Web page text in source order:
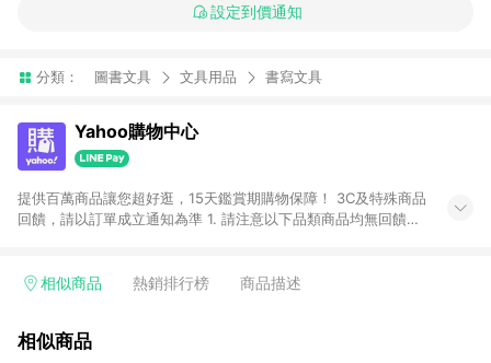
設定到價通知
分類： 圖書文具 文具用品 書寫文具
Yahoo購物中心
提供百萬商品讓您超好逛，15天鑑賞期購物保障！ 3C及特殊商品
回饋，請以訂單成立通知為準 1. 請注意以下品類商品均無回饋：
電玩/遊戲/相機/單眼/鏡頭/拍立得 [2024/6/1起適用] -內接硬
的購回饋活動享Yahoo超贈點回饋者 - 購物中心商店之商品：商
相似商品 熱銷排行榜 商品描述
相似商品